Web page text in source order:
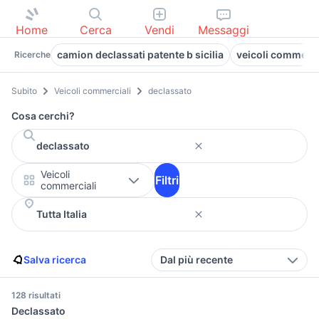
Home Cerca Vendi Messaggi
Ricerche camion declassati patente b sicilia veicoli
Subito Veicoli commerciali declassato
Cosa cerchi?
Veicoli
commerciali
Filtri
Salva ricerca Dal più recente
128 risultati
Declassato